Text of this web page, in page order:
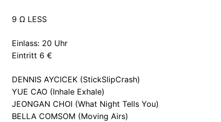
9 Ω LESS
Einlass: 20 Uhr
Eintritt 6 €
DENNIS AYCICEK (StickSlipCrash)
YUE CAO (Inhale Exhale)
JEONGAN CHOI (What Night Tells You)
BELLA COMSOM (Moving Airs)